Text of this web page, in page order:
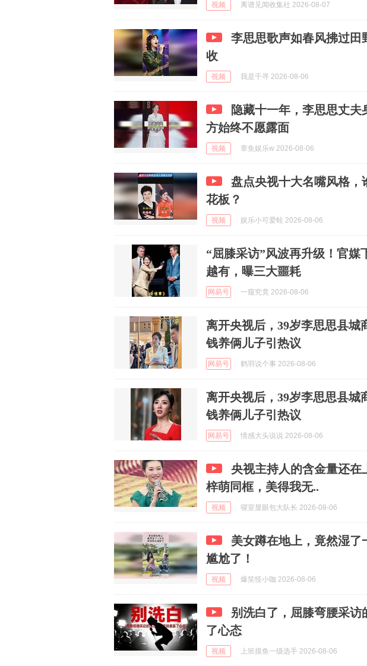
视频 离谱见闻收集社 2026-08-07
李思思歌声如春风拂过田
收
视频 我是千寻 2026-08-06
隐藏十一年，李思思丈夫
方始终不愿露面
视频 章鱼娱乐w 2026-08-06
盘点央视十大名嘴风格，
花板？
视频 娱乐小可爱蛙 2026-08-06
“屈膝采访”风波再升级！官媒
越有，曝三大噩耗
网易号 一窥究竟 2026-08-06
离开央视后，39岁李思思县城
钱养俩儿子引热议
网易号 鹤羽说个事 2026-08-06
离开央视后，39岁李思思县城
钱养俩儿子引热议
网易号 情感大头说说 2026-08-06
央视主持人的含金量还在
梓萌同框，美得我无..
视频 寝室显眼包大队长 2026-08-06
美女蹲在地上，竟然湿了
尴尬了！
视频 爆笑怪小咖 2026-08-06
别洗白了，屈膝弯腰采访
了心态
视频 上班摸鱼一级选手 2026-08-06